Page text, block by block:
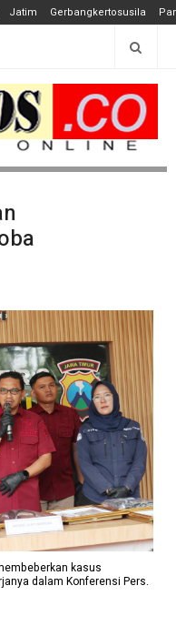
Jatim Gerbangkertosusila
kasus
dalam Konferensi Pers.